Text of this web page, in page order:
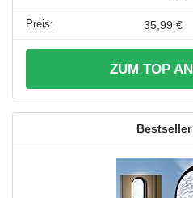
35,99 €
ZUM TOP